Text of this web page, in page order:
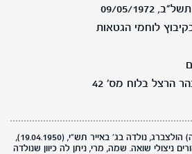
05/1972
לוחמי הגטאות
הרצל בלוח מס' 42
מרי, בת עזריאל ואטלה (אטקה) הולצברג, נולדה בג' באייר תש"י, (19.04.1950),
ניצולי שואה. שמה, מרי, ניתן לה כיוון שנולדה